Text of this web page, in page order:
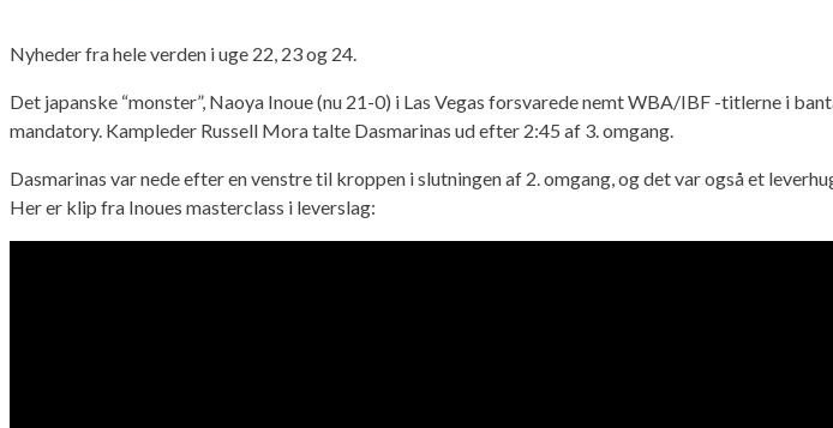
Nyheder fra hele verden i uge 22, 23 og 24.
Det japanske “monster”, Naoya Inoue (nu 21-0) i Las Vegas forsvarede nemt WBA/IBF -titlerne i
mandatory. Kampleder Russell Mora talte Dasmarinas ud efter 2:45 af 3. omgang.
Dasmarinas var nede efter en venstre til kroppen i slutningen af 2. omgang, og det var også et
Her er klip fra Inoues masterclass i leverslag: